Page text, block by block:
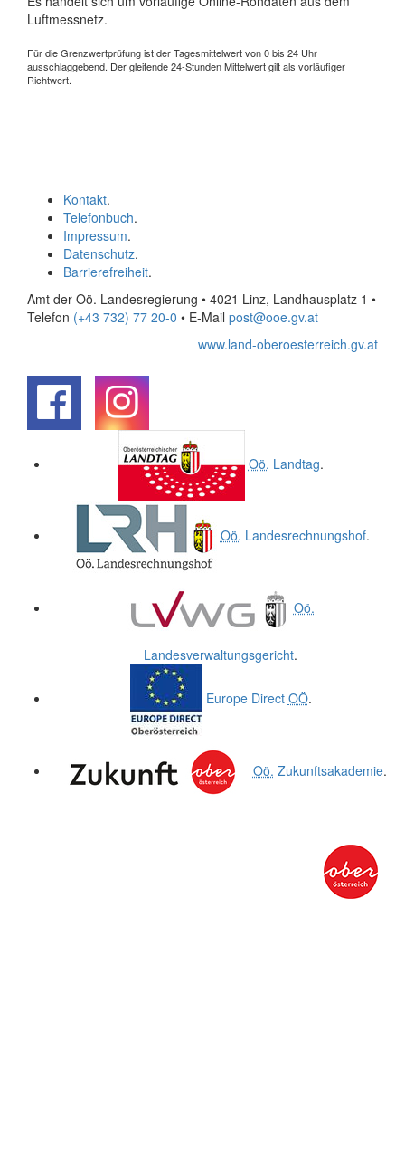
Luftmessnetz.
Für die Grenzwertprüfung ist der Tagesmittelwert von 0 bis 24 Uhr
ausschlaggebend. Der gleitende 24-Stunden Mittelwert gilt als vorläufiger
Richtwert.
Kontakt.
Telefonbuch.
Impressum.
Datenschutz.
Barrierefreiheit.
Amt der Oö. Landesregierung • 4021 Linz, Landhausplatz 1 •
Telefon (+43 732) 77 20-0 • E-Mail post@ooe.gv.at
www.land-oberoesterreich.gv.at
Oö. Landtag.
Oö. Landesrechnungshof.
Oö.
Landesverwaltungsgericht.
Europe Direct OÖ.
Oö. Zukunftsakademie.